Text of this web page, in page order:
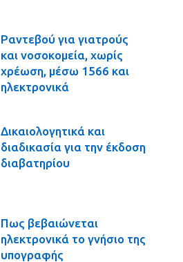
Ραντεβού για γιατρούς
και νοσοκομεία, χωρίς
χρέωση, μέσω 1566 και
ηλεκτρονικά
Δικαιολογητικά και
διαδικασία για την έκδοση
διαβατηρίου
Πως βεβαιώνεται
ηλεκτρονικά το γνήσιο της
υπογραφής